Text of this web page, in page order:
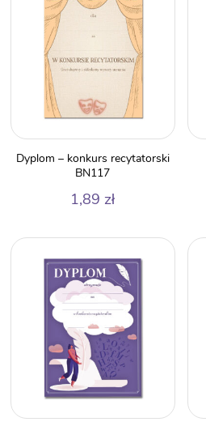
Dyplom – konkurs recytatorski
BN117
1,89 zł